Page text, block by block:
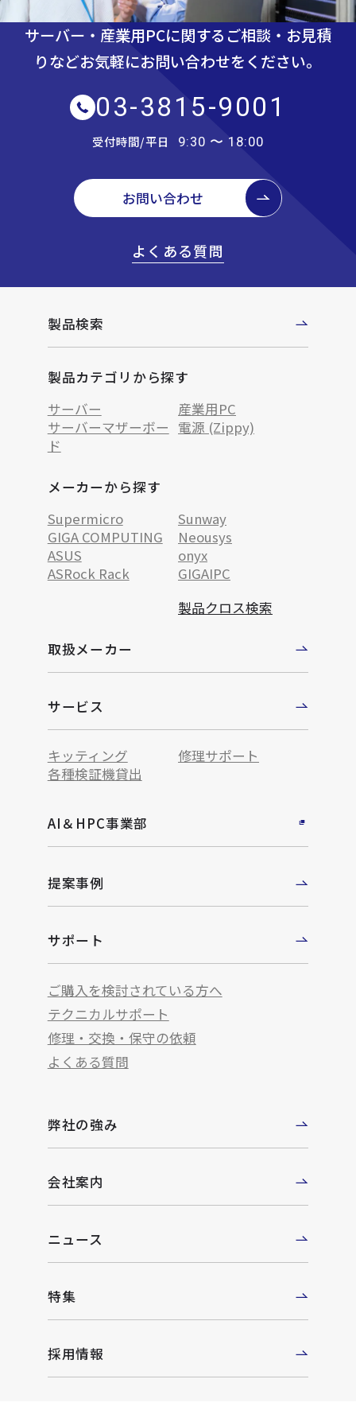
サーバー・産業用PCに関するご相談・お見積
りなどお気軽にお問い合わせをください。
03-3815-9001
受付時間/平日 9:30 〜 18:00
お問い合わせ
よくある質問
製品検索
製品カテゴリから探す
サーバー
産業用PC
サーバーマザーボー
ド
電源 (Zippy)
メーカーから探す
Supermicro
Sunway
GIGA COMPUTING
Neousys
ASUS
onyx
ASRock Rack
GIGAIPC
製品クロス検索
取扱メーカー
サービス
キッティング
修理サポート
各種検証機貸出
AI＆HPC事業部
提案事例
サポート
ご購入を検討されている方へ
テクニカルサポート
修理・交換・保守の依頼
よくある質問
弊社の強み
会社案内
ニュース
特集
採用情報